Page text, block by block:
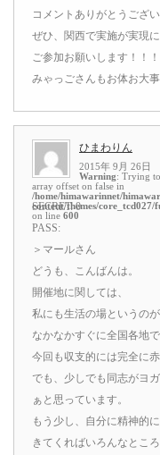
コメントありがとうござい
ぜひ、関西で実施が実現
ご参加お願いします！！！
みゃっごさんもお体お大
ひまわりん
2015年 9月 26日
Warning: Trying to
array offset on false in
/home/himawarinnet/
content/themes/core_tcd027/
on line 600
SECRET: 0
PASS:
＞マールさん
どうも、こんばんは。
開催地に関しては、
私にも生活の場というのが
なかなかすぐに全国各地
今回も収支的には完全に
でも、少しでも同志がヨ
ぁと思っています。
もう少し、自分に精神的
きてくればいろんなとこ